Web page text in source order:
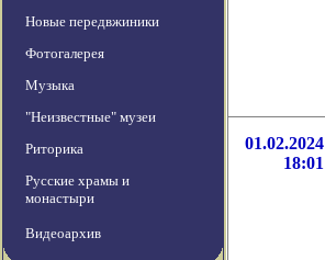
Новые передвжиники
Фотогалерея
Музыка
"Неизвестные" музеи
Риторика
Русские храмы и
монастыри
Видеоархив
01.02.2024
18:01